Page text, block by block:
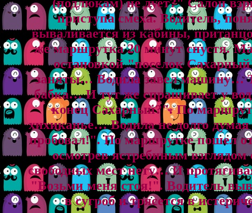
приступа смеха. Водитель,
вываливается из кабины,
же маршрутка 20 минут спустя.
остановкой "поселок
заняты… Водила завел машину…
бабка… И тут же спрашивает у
конец Сахарный?". По
хихиканье… Водила не долго
пробовал!". По маршрутке пошел
осмотрев ястребиным взглядом
свободных мест нету… И
"Возьми меня стоя!". Водитель
в сугроб и трясется в